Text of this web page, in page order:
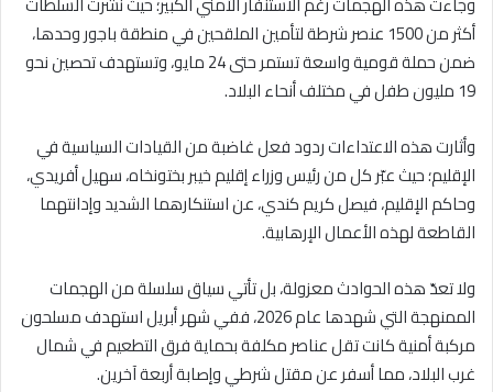
أكثر من 1500 عنصر شرطة لتأمين الملقحين في منطقة باجور وحدها،
ضمن حملة قومية واسعة تستمر حتى 24 مايو، وتستهدف تحصين نحو
19 مليون طفل في مختلف أنحاء البلاد.
وأثارت هذه الاعتداءات ردود فعل غاضبة من القيادات السياسية في
الإقليم؛ حيث عبّر كل من رئيس وزراء إقليم خيبر بختونخاه، سهيل أفريدي،
وحاكم الإقليم، فيصل كريم كندي، عن استنكارهما الشديد وإدانتهما
القاطعة لهذه الأعمال الإرهابية.
ولا تعدّ هذه الحوادث معزولة، بل تأتي سياق سلسلة من الهجمات
الممنهجة التي شهدها عام 2026، ففي شهر أبريل استهدف مسلحون
مركبة أمنية كانت تقل عناصر مكلفة بحماية فرق التطعيم في شمال
غرب البلاد، مما أسفر عن مقتل شرطي وإصابة أربعة آخرين.